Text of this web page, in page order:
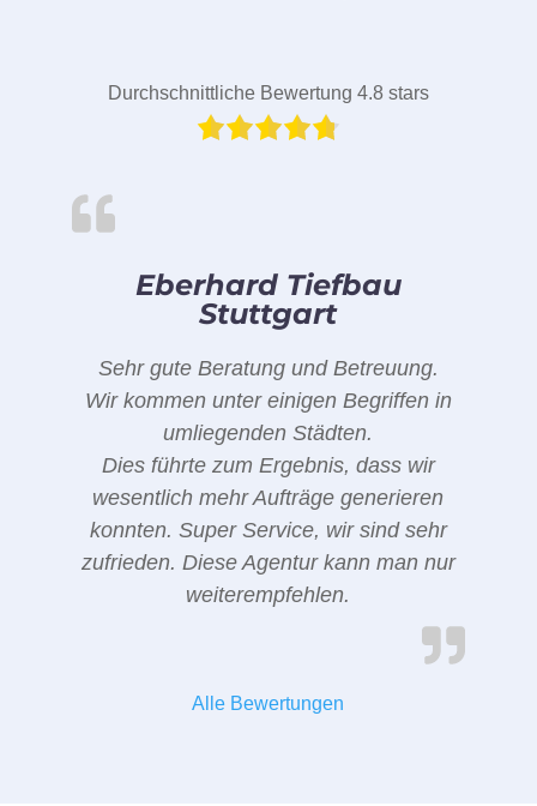
Durchschnittliche Bewertung 4.8 stars
Eberhard Tiefbau
Stuttgart
Sehr gute Beratung und Betreuung.
Wir kommen unter einigen Begriffen in
umliegenden Städten.
Dies führte zum Ergebnis, dass wir
wesentlich mehr Aufträge generieren
konnten. Super Service, wir sind sehr
zufrieden. Diese Agentur kann man nur
weiterempfehlen.
Alle Bewertungen